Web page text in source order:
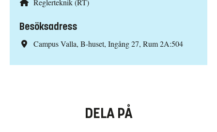
Reglerteknik (RT)
Besöksadress
Campus Valla, B-huset, Ingång 27, Rum 2A:504
DELA PÅ